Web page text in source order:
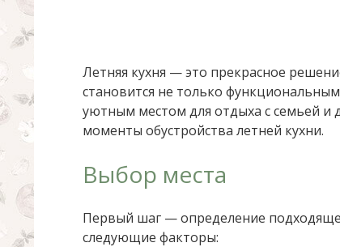
Летняя кухня — это прекрасное
становится не только
уютным местом для отдыха с семьей и
моменты обустройства летней кухни.
Выбор места
Первый шаг — определение
следующие факторы: